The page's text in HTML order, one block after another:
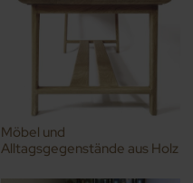
Möbel und
Alltagsgegenstände aus Holz